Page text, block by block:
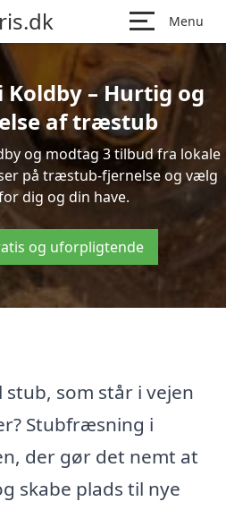
Menu
– Hurtig og
af træstub
og modtag 3 tilbud fra lokale
på træstub-fjernelse og vælg
dig og din have.
og uforpligtende
som står i vejen
Stubfræsning i
der gør det nemt at
skabe plads til nye